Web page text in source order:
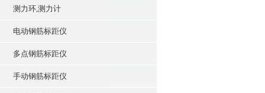
测力环,测力计
电动钢筋标距仪
多点钢筋标距仪
手动钢筋标距仪